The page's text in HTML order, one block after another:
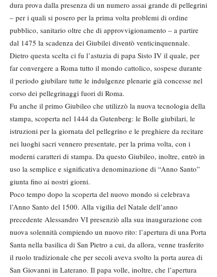
dura prova dalla presenza di un numero assai grande di pellegrini
– per i quali si posero per la prima volta problemi di ordine
pubblico, sanitario oltre che di approvvigionamento – a partire
dal 1475 la scadenza dei Giubilei diventò venticinquennale.
Dietro questa scelta ci fu l’astuzia di papa Sisto IV il quale, per
far convergere a Roma tutto il mondo cattolico, sospese durante
il periodo giubilare tutte le indulgenze plenarie già concesse nel
corso dei pellegrinaggi fuori di Roma.
Fu anche il primo Giubileo che utilizzò la nuova tecnologia della
stampa, scoperta nel 1444 da Gutenberg: le Bolle giubilari, le
istruzioni per la giornata del pellegrino e le preghiere da recitare
nei luoghi sacri vennero presentate, per la prima volta, con i
moderni caratteri di stampa. Da questo Giubileo, inoltre, entrò in
uso la semplice e significativa denominazione di “Anno Santo”
giunta fino ai nostri giorni.
Poco tempo dopo la scoperta del nuovo mondo si celebrava
l’Anno Santo del 1500. Alla vigilia del Natale dell’anno
precedente Alessandro VI presenziò alla sua inaugurazione con
nuova solennità compiendo un nuovo rito: l’apertura di una Porta
Santa nella basilica di San Pietro a cui, da allora, venne trasferito
il ruolo tradizionale che per secoli aveva svolto la porta aurea di
San Giovanni in Laterano. Il papa volle, inoltre, che l’apertura